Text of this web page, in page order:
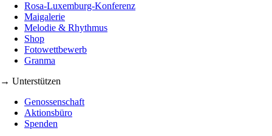
Rosa-Luxemburg-Konferenz
Maigalerie
Melodie & Rhythmus
Shop
Fotowettbewerb
Granma
→ Unterstützen
Genossenschaft
Aktionsbüro
Spenden